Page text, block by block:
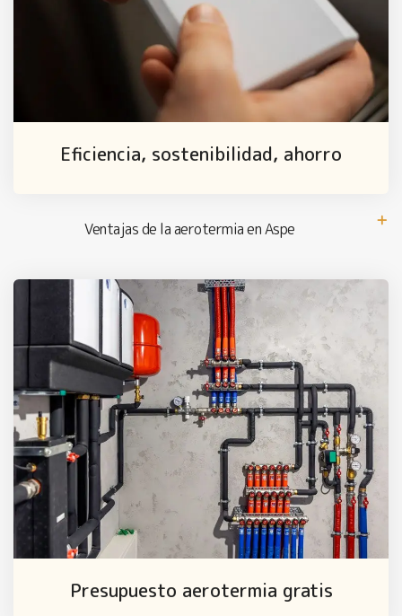
Eficiencia, sostenibilidad, ahorro
Ventajas de la aerotermia en Aspe
Presupuesto aerotermia gratis